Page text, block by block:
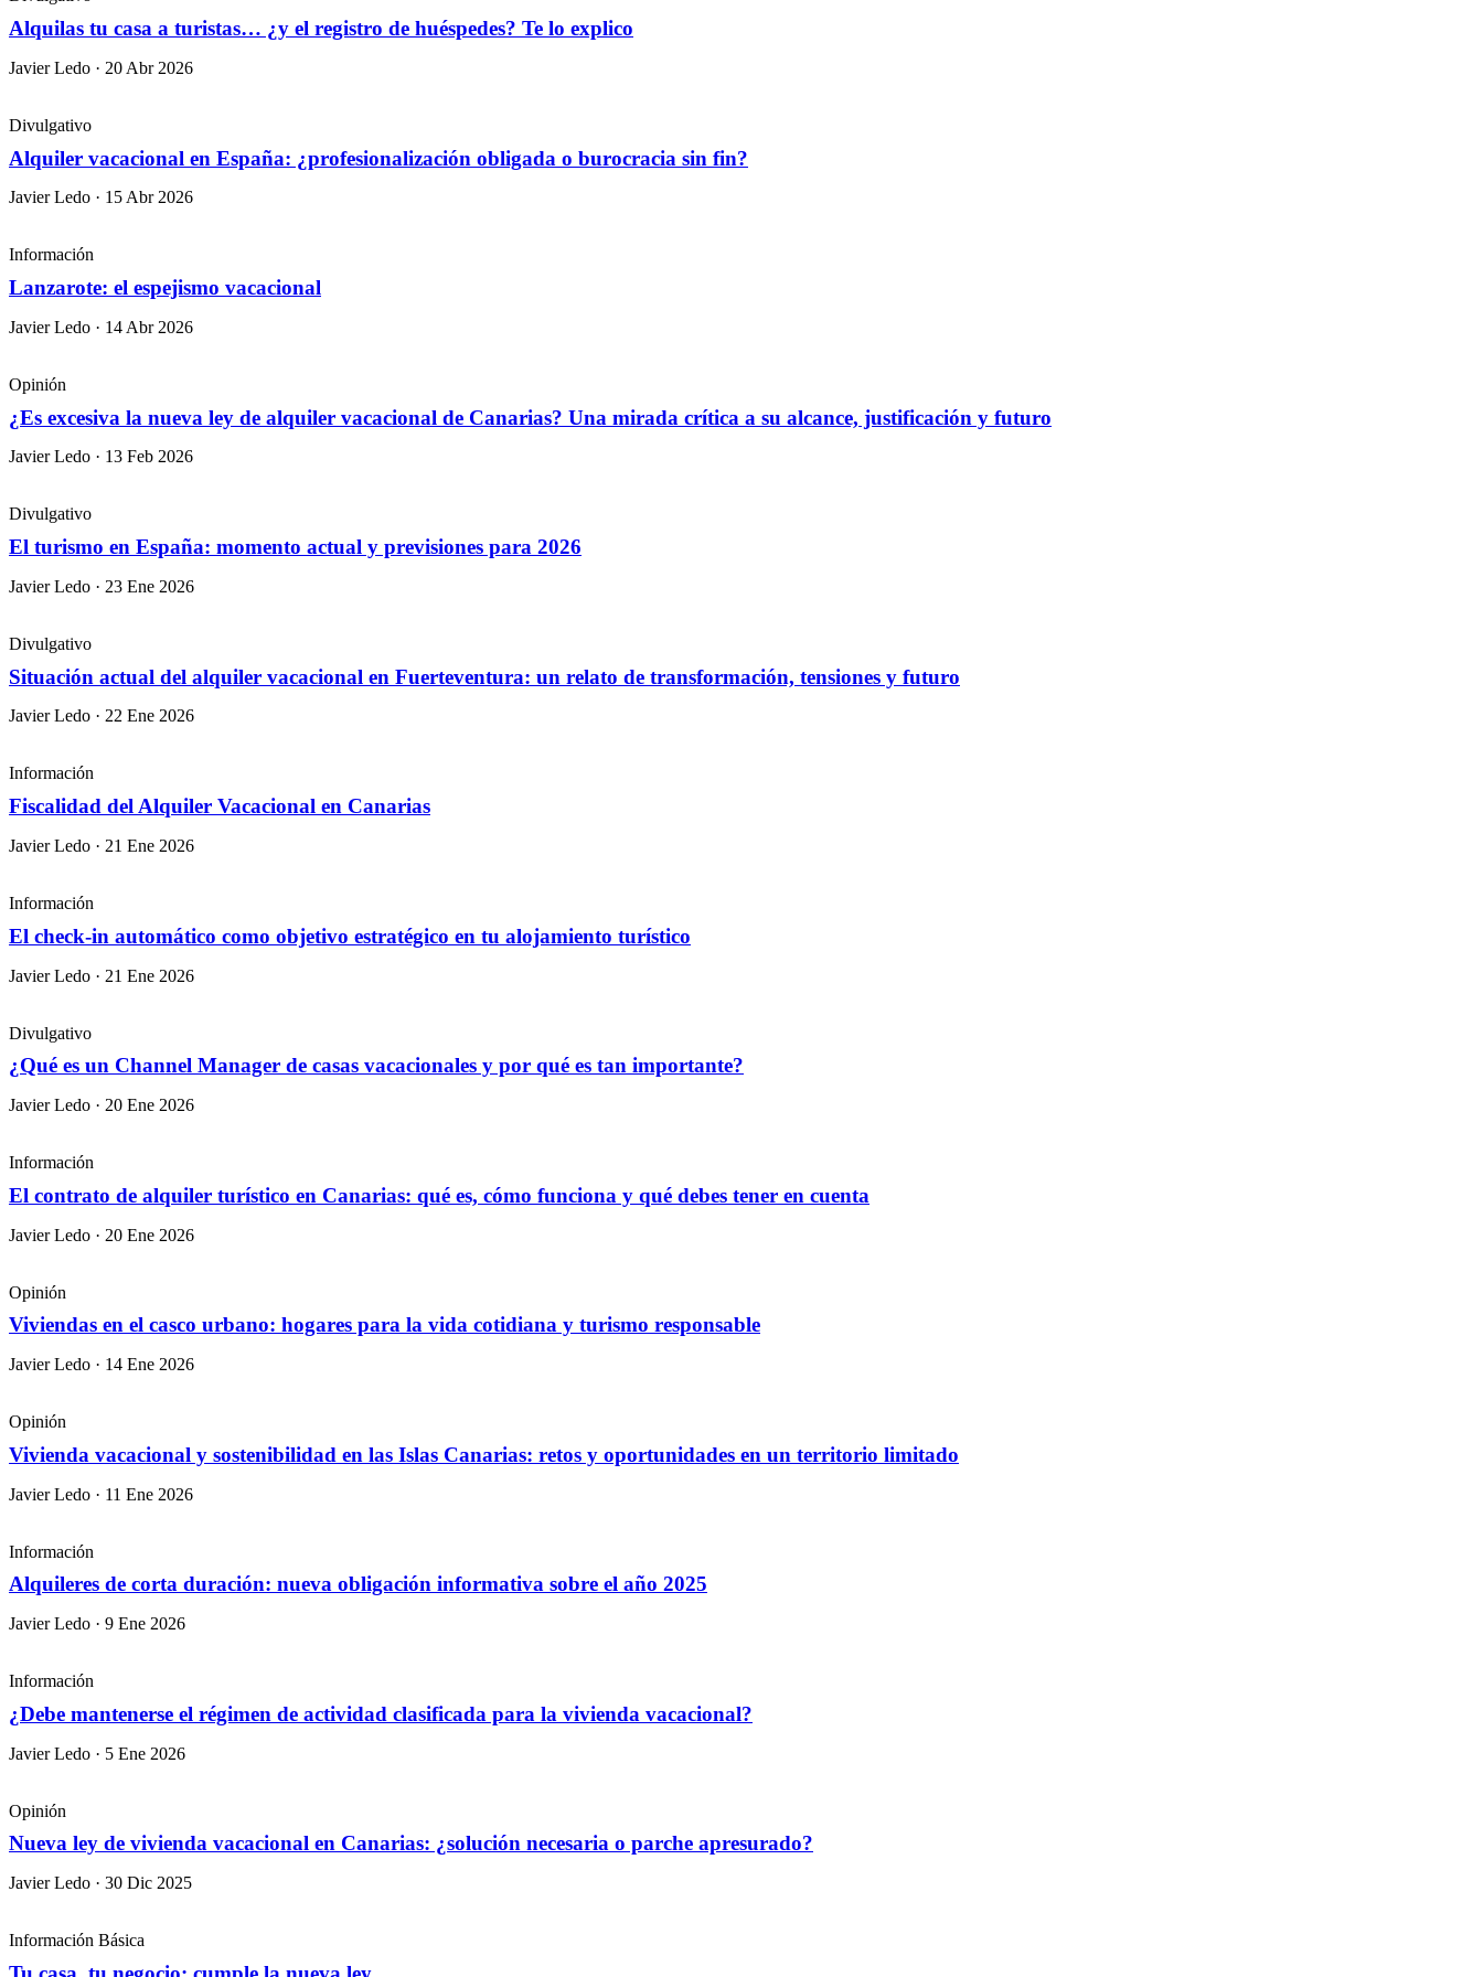
Alquilas tu casa a turistas… ¿y el registro de huéspedes? Te lo explico
Javier Ledo · 20 Abr 2026
Divulgativo
Alquiler vacacional en España: ¿profesionalización obligada o burocracia sin fin?
Javier Ledo · 15 Abr 2026
Información
Lanzarote: el espejismo vacacional
Javier Ledo · 14 Abr 2026
Opinión
¿Es excesiva la nueva ley de alquiler vacacional de Canarias? Una mirada crítica a su alcance, justificación y futuro
Javier Ledo · 13 Feb 2026
Divulgativo
El turismo en España: momento actual y previsiones para 2026
Javier Ledo · 23 Ene 2026
Divulgativo
Situación actual del alquiler vacacional en Fuerteventura: un relato de transformación, tensiones y futuro
Javier Ledo · 22 Ene 2026
Información
Fiscalidad del Alquiler Vacacional en Canarias
Javier Ledo · 21 Ene 2026
Información
El check‑in automático como objetivo estratégico en tu alojamiento turístico
Javier Ledo · 21 Ene 2026
Divulgativo
¿Qué es un Channel Manager de casas vacacionales y por qué es tan importante?
Javier Ledo · 20 Ene 2026
Información
El contrato de alquiler turístico en Canarias: qué es, cómo funciona y qué debes tener en cuenta
Javier Ledo · 20 Ene 2026
Opinión
Viviendas en el casco urbano: hogares para la vida cotidiana y turismo responsable
Javier Ledo · 14 Ene 2026
Opinión
Vivienda vacacional y sostenibilidad en las Islas Canarias: retos y oportunidades en un territorio limitado
Javier Ledo · 11 Ene 2026
Información
Alquileres de corta duración: nueva obligación informativa sobre el año 2025
Javier Ledo · 9 Ene 2026
Información
¿Debe mantenerse el régimen de actividad clasificada para la vivienda vacacional?
Javier Ledo · 5 Ene 2026
Opinión
Nueva ley de vivienda vacacional en Canarias: ¿solución necesaria o parche apresurado?
Javier Ledo · 30 Dic 2025
Información Básica